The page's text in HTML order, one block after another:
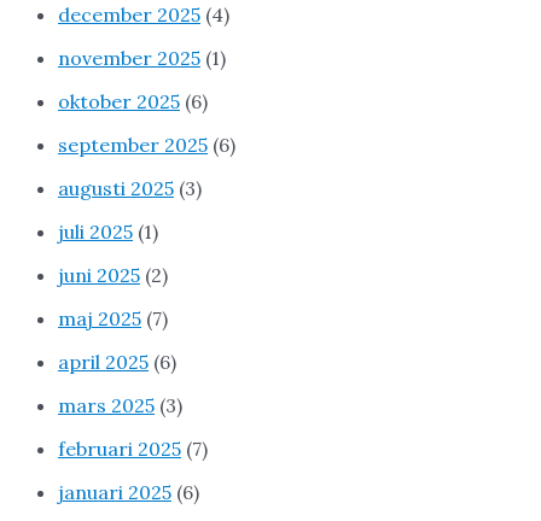
december 2025 (4)
november 2025 (1)
oktober 2025 (6)
september 2025 (6)
augusti 2025 (3)
juli 2025 (1)
juni 2025 (2)
maj 2025 (7)
april 2025 (6)
mars 2025 (3)
februari 2025 (7)
januari 2025 (6)